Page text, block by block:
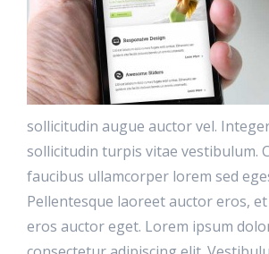
sollicitudin augue auctor vel.
sollicitudin turpis vitae vestibulum.
faucibus ullamcorper lorem sed
Pellentesque laoreet auctor eros,
eros auctor eget. Lorem ipsum